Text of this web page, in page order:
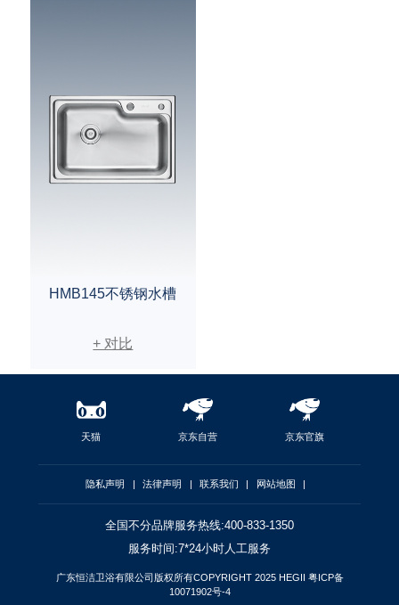
HMB145不锈钢水槽
+ 对比
天猫 京东自营 京东官旗
隐私声明 | 法律声明 | 联系我们 | 网站地图 |
全国不分品牌服务热线:400-833-1350
服务时间:7*24小时人工服务
广东恒洁卫浴有限公司版权所有COPYRIGHT 2025 HEGII 粤ICP备
10071902号-4